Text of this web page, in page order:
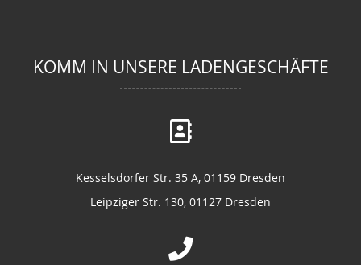
KOMM IN UNSERE LADENGESCHÄFTE
Kesselsdorfer Str. 35 A, 01159 Dresden
Leipziger Str. 130, 01127 Dresden